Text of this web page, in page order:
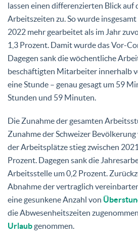
lassen einen differenzierten Blick auf
Arbeitszeiten zu. So wurde
2022 mehr gearbeitet als im Jahr
1,3 Prozent. Damit wurde das Vor-
Dagegen sank die wöchentliche
beschäftigten Mitarbeiter innerhalb
eine Stunde – genau gesagt um 59
Stunden und 59 Minuten.
Die Zunahme der gesamten
Zunahme der Schweizer
der Arbeitsplätze stieg zwischen
Prozent. Dagegen sank die
Arbeitsstelle um 0,2 Prozent.
Abnahme der vertraglich
eine gesunkene Anzahl von
die Abwesenheitszeiten
Urlaubgenommen.